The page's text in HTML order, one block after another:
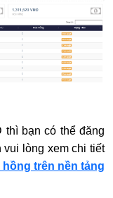
bạn có thể đăng
vui lòng xem chi tiết
trên nền tảng